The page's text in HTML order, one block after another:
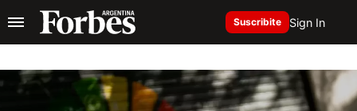
Suscribite Sign In